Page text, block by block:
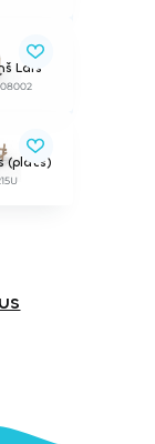
Lars
(plats)